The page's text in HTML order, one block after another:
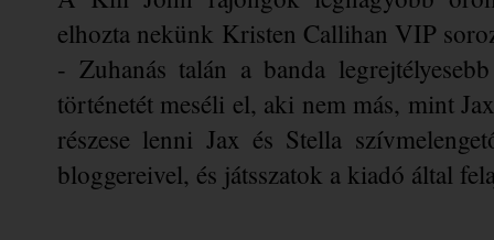
elhozta nekünk Kristen Callihan VIP
- Zuhanás talán a banda
történetét meséli el, aki nem más, mint
részese lenni Jax és Stella
bloggereivel, és játsszatok a kiadó által